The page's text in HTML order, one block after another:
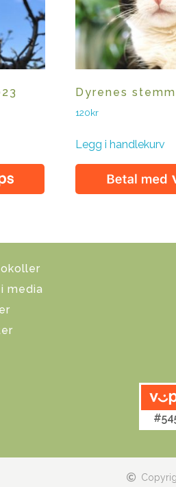
Dyrenes
120kr
Legg i handlekurv
media